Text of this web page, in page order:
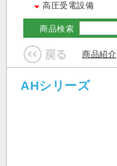
高圧受電設備
商品検索
商品紹介
AHシリーズ